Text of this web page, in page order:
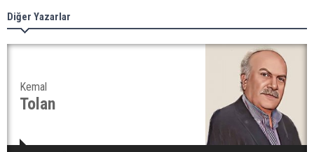
Diğer Yazarlar
Kemal
Tolan